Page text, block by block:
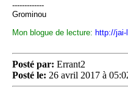
-------------
Grominou
Mon blogue de lecture: http://
Posté par: Errant2
Posté le: 26 avril 2017 à